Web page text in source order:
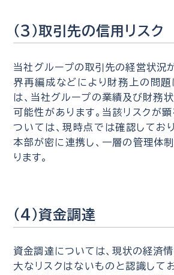
（3）取引先の信用リスク
当社グループの取引先の経営状況
界再編成などにより財務上の問題
は、当社グループの業績及び財務
可能性があります。当該リスクが
ついては、現時点では確認してお
本部が密に連携し、一層の管理体
ります。
（4）資金調達
資金調達については、現状の経済
大なリスクはないものと認識して